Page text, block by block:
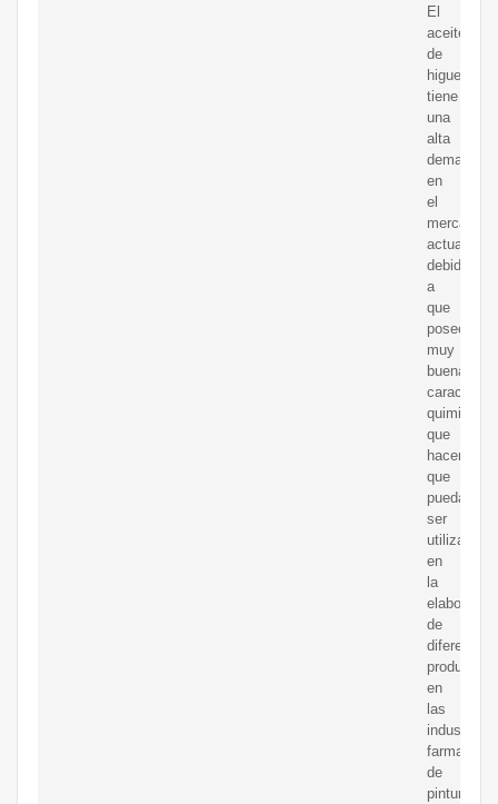
El
aceite
de
higuerilla
tiene
una
alta
demanda
en
el
mercado
debido
a
que
posee
muy
buenas
quimicas
que
hacen
que
pueda
ser
utilizado
en
la
de
diferentes
productos
en
las
industrias
de
pintura,